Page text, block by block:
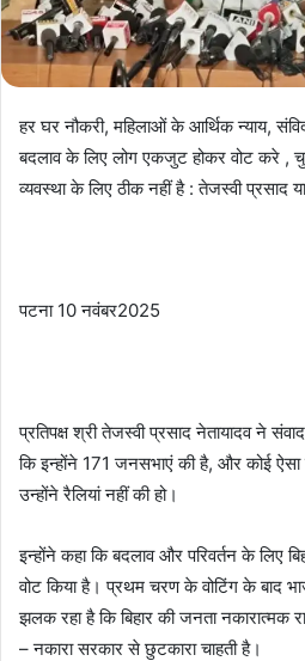
हर घर नौकरी, महिलाओं के आर्थिक न्याय,
बदलाव के लिए लोग एकजुट होकर वोट करे ,
व्यवस्था के लिए ठीक नहीं है : तेजस्वी प्रसाद
पटना 10 नवंबर2025
प्रतिपक्ष श्री तेजस्वी प्रसाद नेतायादव ने
कि इन्होंने 171 जनसभाएं की है, और कोई
उन्होंने रैलियां नहीं की हो।
इन्होंने कहा कि बदलाव और परिवर्तन के लिए
वोट किया है। प्रथम चरण के वोटिंग के बाद
झलक रहा है कि बिहार की जनता नकारात्मक
– नकारा सरकार से छुटकारा चाहती है।